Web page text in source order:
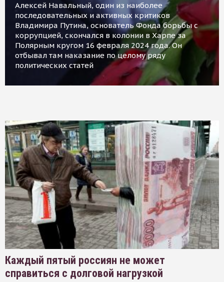
Алексей Навальный, один из наиболее
последовательных и активных критиков
Владимира Путина, основатель Фонда борьбы с
коррупцией, скончался в колонии в Харпе за
Полярным кругом 16 февраля 2024 года. Он
отбывал там наказание по целому ряду
политических статей
Каждый пятый россиян не может
справиться с долговой нагрузкой